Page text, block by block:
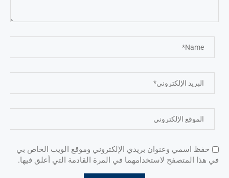
حفظ اسمي وعنوان بريدي الإلكتروني وموقع الويب الخاص بي
في هذا المتصفح لاستخدامهما في المرة القادمة التي أعلق فيها.